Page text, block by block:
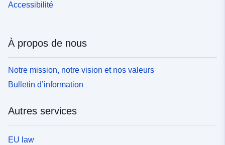
Accessibilité
À propos de nous
Notre mission, notre vision et nos valeurs
Bulletin d’information
Autres services
EU law